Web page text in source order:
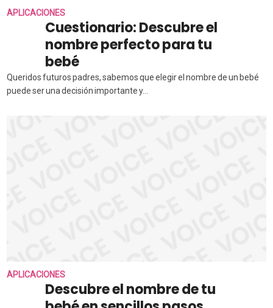
APLICACIONES
Cuestionario: Descubre el
nombre perfecto para tu
bebé
Queridos futuros padres, sabemos que elegir el nombre de un bebé
puede ser una decisión importante y...
APLICACIONES
Descubre el nombre de tu